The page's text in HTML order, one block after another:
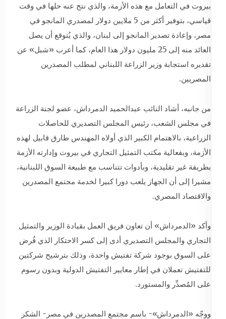
بيروت في التعامل مع هذه الأزمة، والذي نتج عنه حلها في وقت
قياسي، بتوفير أكثر من 5 ملايين دولار لمصدري المانجو في
مصر، وإعادة تصدير المانجو إلى لبنان، والذي يُتوقع أن يصل
العائد منه إلى 25 مليون دولار هذا العام، كما أعرب «شبل» عن
تقديره استجابة وزير الزراعة اللبناني لمطلب المصدرين
المصريين.
من جانبه، أشاد النائب عبدالحميد الدمرداش، عضو لجنة الزراعة
في مجلس الشعب، رئيس المجلس التصديري للحاصلات
الزراعية، بالاهتمام الكبير الذي أولاه المهندس طارق قابيل لهذه
الأزمة، وبفعالية مكتب التمثيل التجاري في بيروت وإدارته الأزمة
بطريقة غير تقليدية، وبأدوات تتناسب مع طبيعة السوق اللبنانية،
مشيرا إلى أن الجهاز يلعب دورا كبيرا لخدمة مجتمع المصدرين
والاقتصاد المصري.
وأكد «الدمرداش» أن تعاون فريق العمل بقيادة الوزير والتمثيل
التجاري والمجلس التصديري أدى إلى كسر الاحتكار الذي فُرض
على السوق بوجود شركة تفتيش واحدة، وذلك بترشيح شركتين
للتفتيش تعملان في إطار معايير التفتيش الدولية وبدون رسوم
على المُصدِّر والمستورد.
ووجّه «الدمرداش»- باسم مجتمع المصدرين في مصر- الشكر